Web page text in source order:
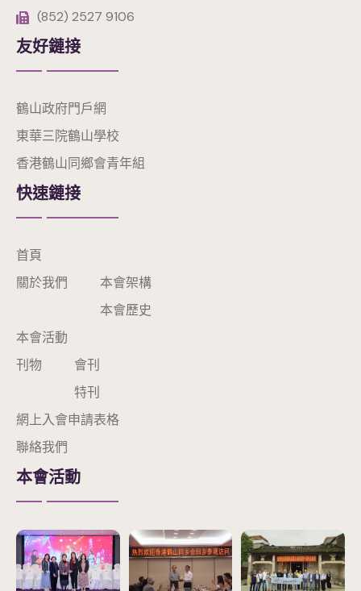
(852) 2527 9106
友好鏈接
鶴山政府門戶網
東華三院鶴山學校
香港鶴山同鄉會青年組
快速鏈接
首頁
關於我們
本會架構
本會歷史
本會活動
刊物
會刊
特刊
網上入會申請表格
聯絡我們
本會活動